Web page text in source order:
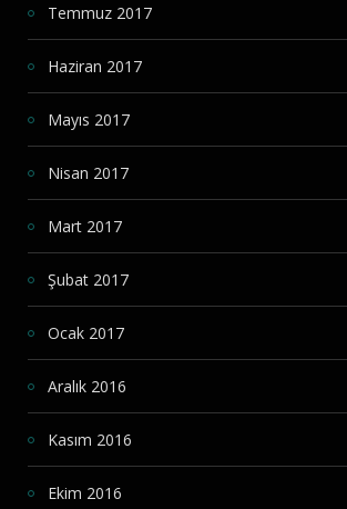
Temmuz 2017
Haziran 2017
Mayıs 2017
Nisan 2017
Mart 2017
Şubat 2017
Ocak 2017
Aralık 2016
Kasım 2016
Ekim 2016